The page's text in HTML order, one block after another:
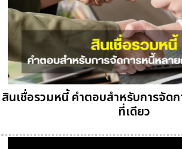
สินเชื่อรวมหนี้ คำตอบสำหรับการจัด
ที่เดียว